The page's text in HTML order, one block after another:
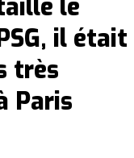
le
il était
très
Paris